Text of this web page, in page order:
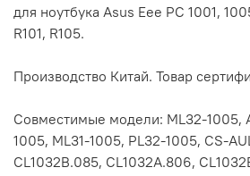
для ноутбука Asus Eee PC 1001,
R101, R105.
Производство Китай. Товар
Совместимые модели: ML32-1005,
1005, ML31-1005, PL32-1005, CS-
CL1032B.085, CL1032A.806,